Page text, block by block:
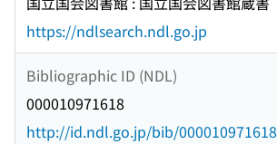
https://ndlsearch.ndl.go.jp
Bibliographic ID (NDL)
000010971618
http://id.ndl.go.jp/bib/000010971618